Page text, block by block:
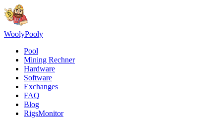
WoolyPooly
Pool
Mining Rechner
Hardware
Software
Exchanges
FAQ
Blog
RigsMonitor